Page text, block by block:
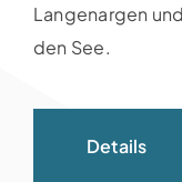
Langenargen
den See.
Details